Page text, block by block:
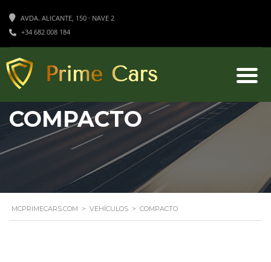
AVDA. ALICANTE, 150 · NAVE 2
+34 682 008 184
COMPACTO
MCPRIMECARS.COM > VEHÍCULOS > COMPACTO